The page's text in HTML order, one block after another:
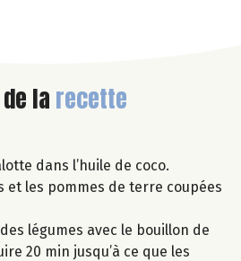
de la recette
dans l’huile de coco.
et les pommes de terre coupées
légumes avec le bouillon de
20 min jusqu’à ce que les